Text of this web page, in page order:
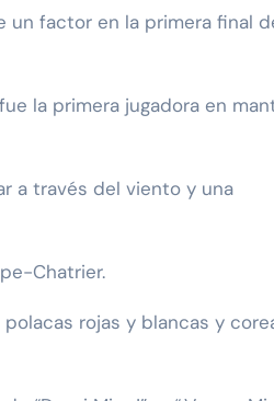
un factor en la primera final
la primera jugadora en
a través del viento y una
Chatrier.
rojas y blancas y